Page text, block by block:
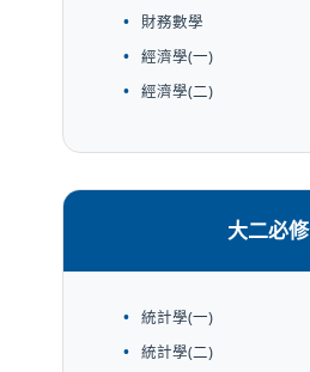
財務數學
經濟學(一)
經濟學(二)
大二必修
統計學(一)
統計學(二)